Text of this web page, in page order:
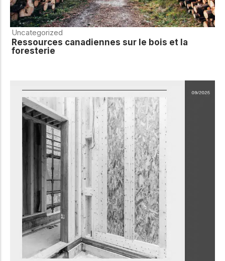
Uncategorized
Ressources canadiennes sur le bois et la
foresterie